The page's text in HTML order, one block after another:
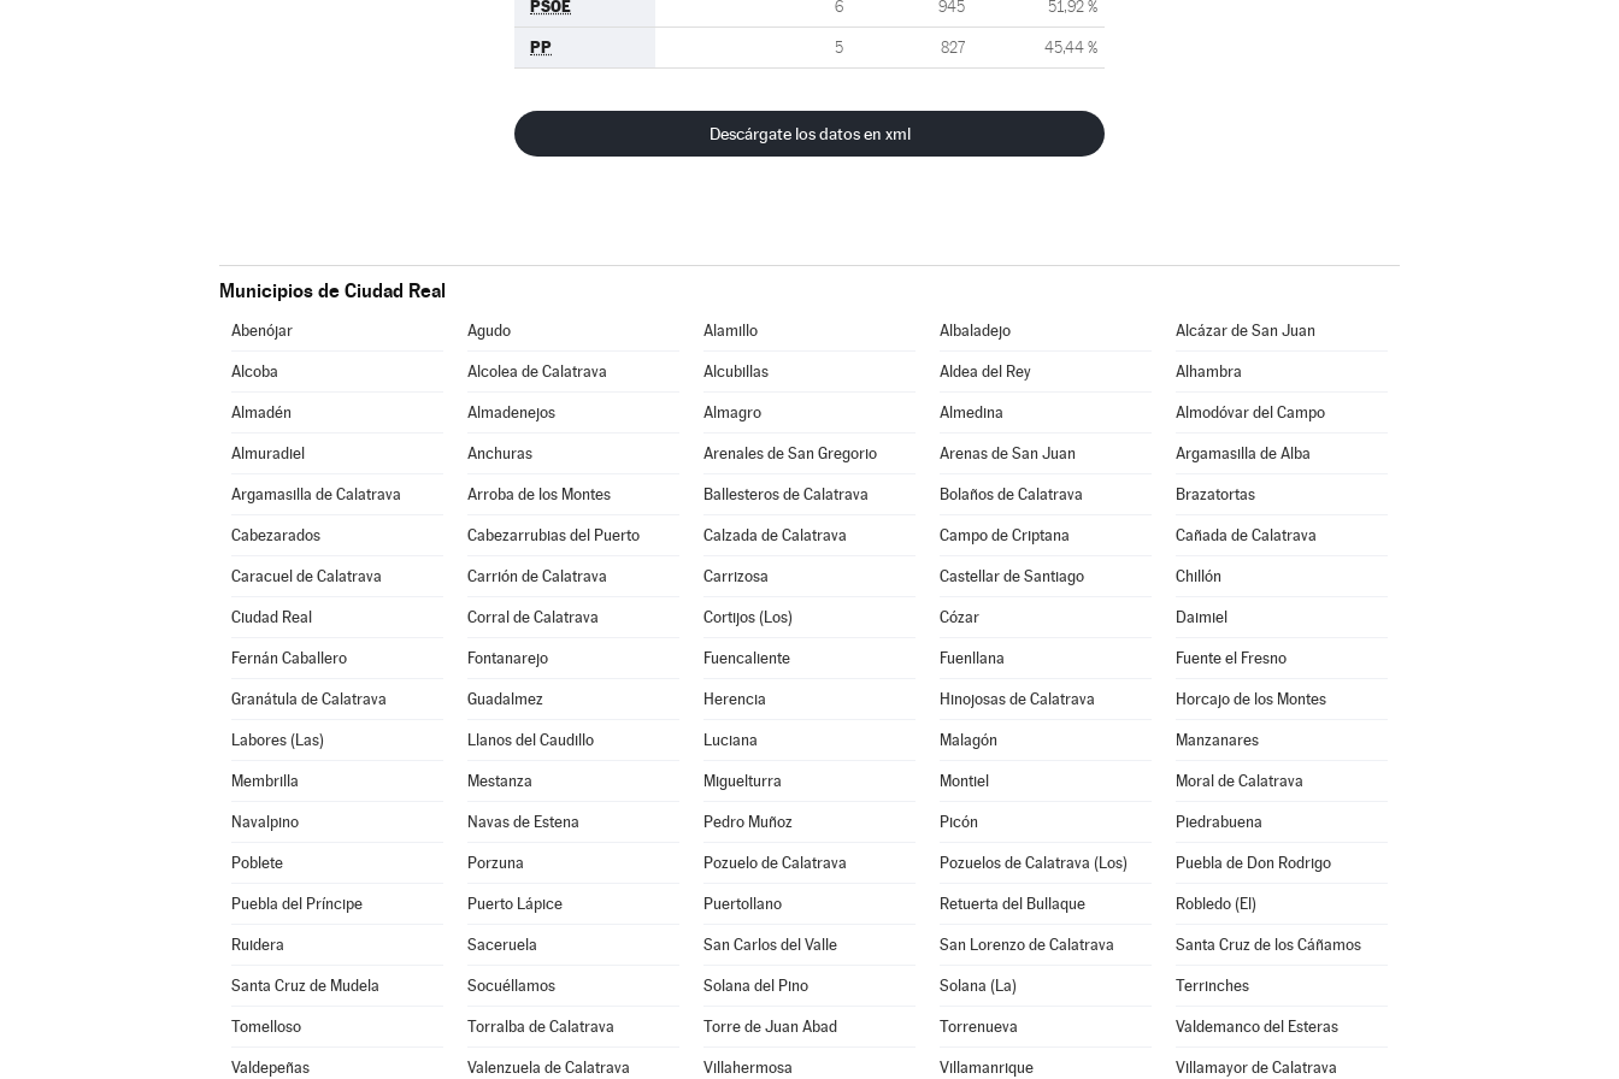
PSOE 6 945 51,92 %
PP 5 827 45,44 %
Descárgate los datos en xml
Municipios de Ciudad Real
Abenójar Agudo Alamillo Albaladejo Alcázar de San Juan
Alcoba Alcolea de Calatrava Alcubillas Aldea del Rey Alhambra
Almadén Almadenejos Almagro Almedina Almodóvar del Campo
Almuradiel Anchuras Arenales de San Gregorio Arenas de San Juan Argamasilla de Alba
Argamasilla de Calatrava Arroba de los Montes Ballesteros de Calatrava Bolaños de Calatrava Brazatortas
Cabezarados Cabezarrubias del Puerto Calzada de Calatrava Campo de Criptana Cañada de Calatrava
Caracuel de Calatrava Carrión de Calatrava Carrizosa Castellar de Santiago Chillón
Ciudad Real Corral de Calatrava Cortijos (Los) Cózar Daimiel
Fernán Caballero Fontanarejo Fuencaliente Fuenllana Fuente el Fresno
Granátula de Calatrava Guadalmez Herencia Hinojosas de Calatrava Horcajo de los Montes
Labores (Las) Llanos del Caudillo Luciana Malagón Manzanares
Membrilla Mestanza Miguelturra Montiel Moral de Calatrava
Navalpino Navas de Estena Pedro Muñoz Picón Piedrabuena
Poblete Porzuna Pozuelo de Calatrava Pozuelos de Calatrava (Los) Puebla de Don Rodrigo
Puebla del Príncipe Puerto Lápice Puertollano Retuerta del Bullaque Robledo (El)
Ruidera Saceruela San Carlos del Valle San Lorenzo de Calatrava Santa Cruz de los Cáñamos
Santa Cruz de Mudela Socuéllamos Solana del Pino Solana (La) Terrinches
Tomelloso Torralba de Calatrava Torre de Juan Abad Torrenueva Valdemanco del Esteras
Valdepeñas Valenzuela de Calatrava Villahermosa Villamanrique Villamayor de Calatrava